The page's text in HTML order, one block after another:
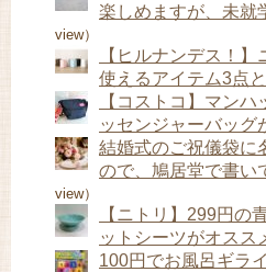
楽しめますが、未就
view）
【ヒルナンデス！
使えるアイテム3点
【コストコ】マン
ッセンジャーバッグ
結婚式のご祝儀袋に
ので、鳩居堂で書い
view）
【ニトリ】299円の
ットシーツがオスス
100円でお風呂ギラ